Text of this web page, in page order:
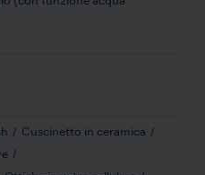
Cuscinetto in ceramica